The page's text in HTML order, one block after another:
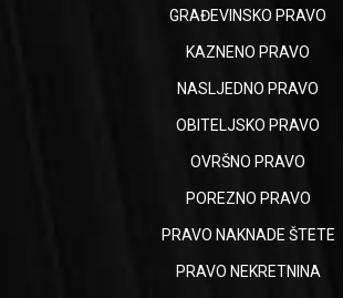
GRAĐEVINSKO PRAVO
KAZNENO PRAVO
NASLJEDNO PRAVO
OBITELJSKO PRAVO
OVRŠNO PRAVO
POREZNO PRAVO
PRAVO NAKNADE ŠTETE
PRAVO NEKRETNINA